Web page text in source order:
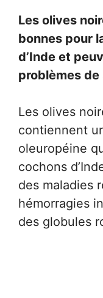
Les olives
bonnes pour
d’Inde et
problèmes de
Les olives
contiennent
oleuropéine
cochons
des maladies
hémorragies
des globules